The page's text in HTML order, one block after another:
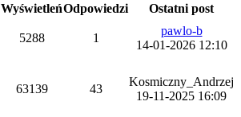
WyświetleńOdpowiedzi
Ostatni post
5288 1
pawlo-b
14-01-2026 12:10
63139 43
Kosmiczny_Andrzej
19-11-2025 16:09